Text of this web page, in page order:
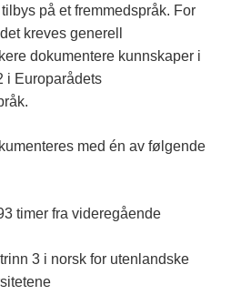
på et fremmedspråk. For
kreves generell
dokumentere kunnskaper i
i Europarådets
med én av følgende
timer fra videregående
3 i norsk for utenlandske